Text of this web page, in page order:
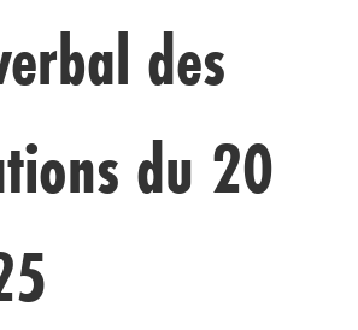
des
du 20